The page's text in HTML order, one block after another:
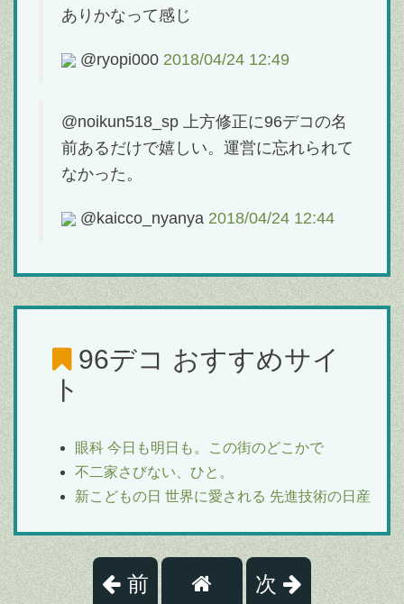
ありかなって感じ
@ryopi000 2018/04/24 12:49
@noikun518_sp 上方修正に96デコの名
前あるだけで嬉しい。運営に忘れられて
なかった。
@kaicco_nyanya 2018/04/24 12:44
96デコ おすすめサイ
ト
眼科 今日も明日も。この街のどこかで
不二家さびない、ひと。
新こどもの日 世界に愛される 先進技術の日産
前 次